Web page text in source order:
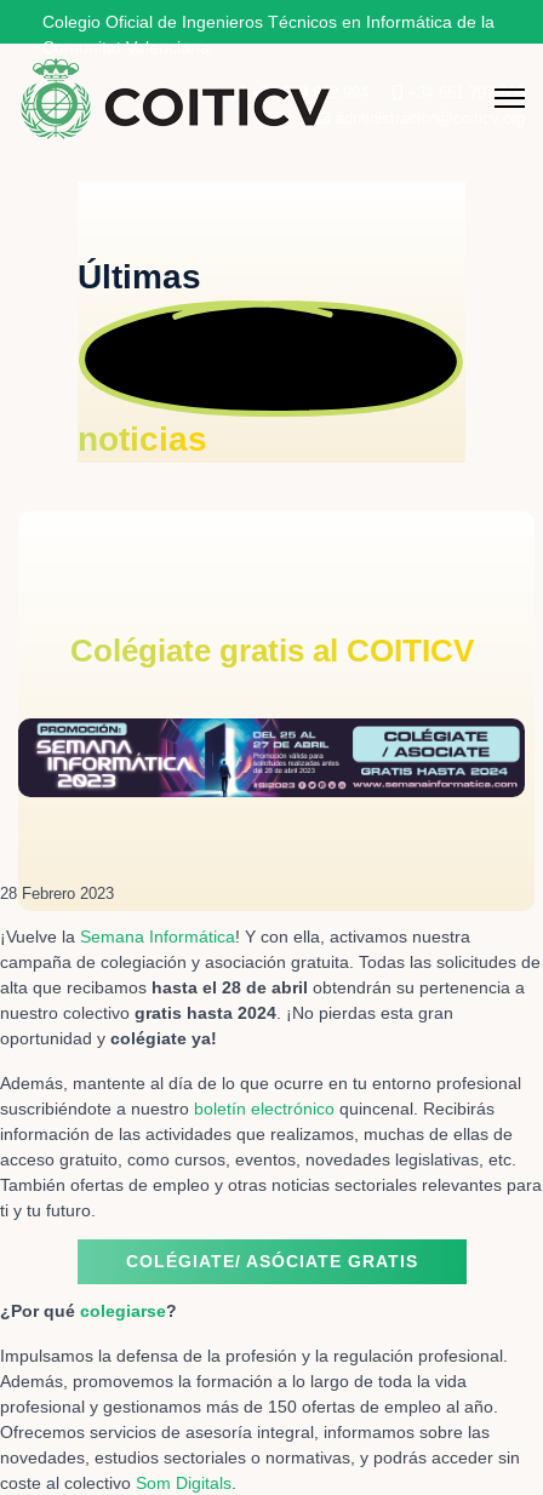
Colegio Oficial de Ingenieros Técnicos en Informática de la
Comunitat Valenciana
+34 963 622 994
+34 661 797 506
Últimas
noticias
Colégiate gratis al COITICV
28 Febrero 2023
¡Vuelve la Semana Informática! Y con ella, activamos nuestra
campaña de colegiación y asociación gratuita. Todas las solicitudes de
alta que recibamos hasta el 28 de abril obtendrán su pertenencia a
nuestro colectivo gratis hasta 2024. ¡No pierdas esta gran
oportunidad y colégiate ya!
Además, mantente al día de lo que ocurre en tu entorno profesional
suscribiéndote a nuestro boletín electrónico quincenal. Recibirás
información de las actividades que realizamos, muchas de ellas de
acceso gratuito, como cursos, eventos, novedades legislativas, etc.
También ofertas de empleo y otras noticias sectoriales relevantes para
ti y tu futuro.
COLÉGIATE/ ASÓCIATE GRATIS
¿Por qué colegiarse?
Impulsamos la defensa de la profesión y la regulación profesional.
Además, promovemos la formación a lo largo de toda la vida
profesional y gestionamos más de 150 ofertas de empleo al año.
Ofrecemos servicios de asesoría integral, informamos sobre las
novedades, estudios sectoriales o normativas, y podrás acceder sin
coste al colectivo Som Digitals.